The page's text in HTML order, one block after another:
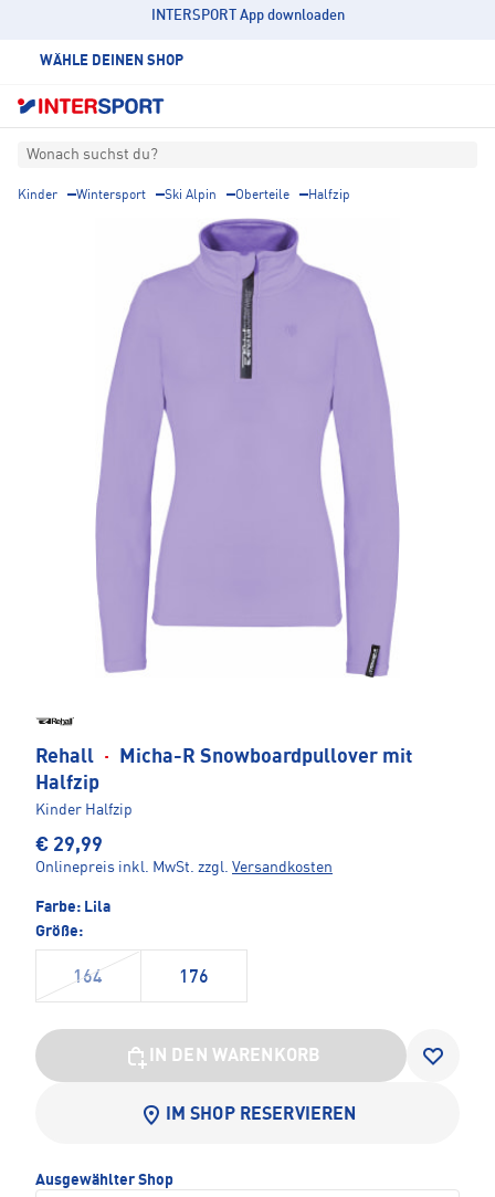
INTERSPORT App downloaden
WÄHLE DEINEN SHOP
Wonach suchst du?
Kinder Wintersport Ski Alpin Oberteile Halfzip
Rehall ·
Micha-R Snowboardpullover mit
Halfzip
Kinder Halfzip
€ 29,99
Onlinepreis inkl. MwSt. zzgl. Versandkosten
Farbe: Lila
Größe:
164 176
IN DEN WARENKORB
IM SHOP RESERVIEREN
Ausgewählter Shop